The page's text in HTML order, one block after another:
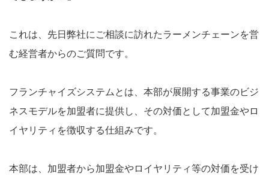
これは、先日弊社にご相談に訪れたラーメンチェーンを営
む経営者からのご質問です。
フランチャイズシステムとは、本部が展開する事業のビジ
ネスモデルを加盟者に提供し、その対価として加盟金やロ
イヤリティを徴収する仕組みです。
本部は、加盟者から加盟金やロイヤリティ等の対価を受け